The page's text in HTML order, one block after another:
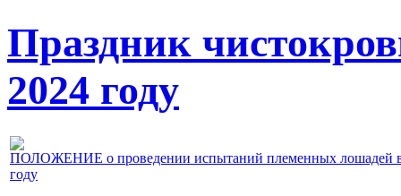
Праздник
2024 году
ПОЛОЖЕНИЕ о проведении испытаний племенных лошадей
году